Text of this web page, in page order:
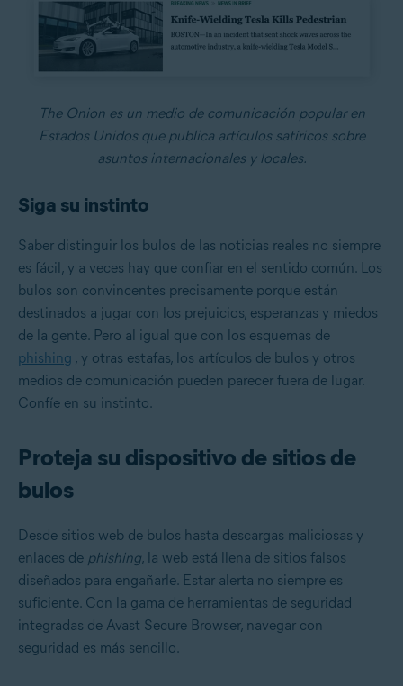
The Onion es un medio de comunicación popular en
Estados Unidos que publica artículos satíricos sobre
asuntos internacionales y locales.
Siga su instinto
Saber distinguir los bulos de las noticias reales no siempre
es fácil, y a veces hay que confiar en el sentido común. Los
bulos son convincentes precisamente porque están
destinados a jugar con los prejuicios, esperanzas y miedos
de la gente. Pero al igual que con los esquemas de
phishing , y otras estafas, los artículos de bulos y otros
medios de comunicación pueden parecer fuera de lugar.
Confíe en su instinto.
Proteja su dispositivo de sitios de
bulos
Desde sitios web de bulos hasta descargas maliciosas y
enlaces de phishing, la web está llena de sitios falsos
diseñados para engañarle. Estar alerta no siempre es
suficiente. Con la gama de herramientas de seguridad
integradas de Avast Secure Browser, navegar con
seguridad es más sencillo.